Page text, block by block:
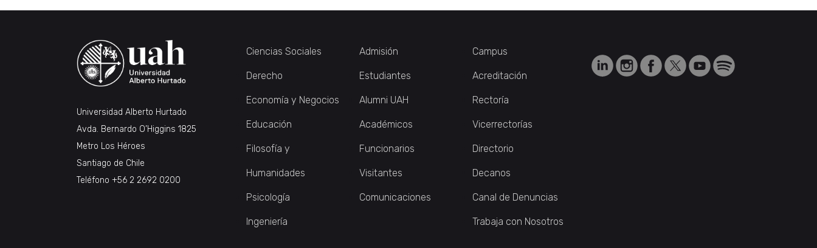
Universidad Alberto Hurtado
Avda. Bernardo O’Higgins 1825
Metro Los Héroes
Santiago de Chile
Teléfono +56 2 2692 0200
Ciencias Sociales
Derecho
Economía y Negocios
Educación
Filosofía y
Humanidades
Psicología
Ingeniería
Admisión
Estudiantes
Alumni UAH
Académicos
Funcionarios
Visitantes
Comunicaciones
Campus
Acreditación
Rectoría
Vicerrectorías
Directorio
Decanos
Canal de Denuncias
Trabaja con Nosotros